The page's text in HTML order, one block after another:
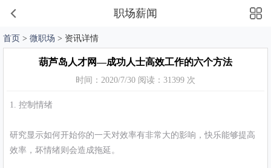
职场薪闻
首页 > 微职场 > 资讯详情
葫芦岛人才网—成功人士高效工作的六个方法
时间：2020/7/30 阅读：31399 次
1. 控制情绪
研究显示如何开始你的一天对效率有非常大的影响，快乐能够提高
效率，坏情绪则会造成拖延。